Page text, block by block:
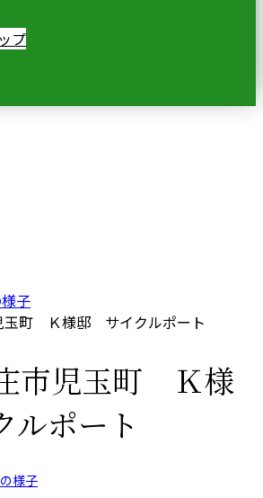
プ
子
玉町 Ｋ様邸 サイクルポート
市児玉町 Ｋ様
ポート
様子